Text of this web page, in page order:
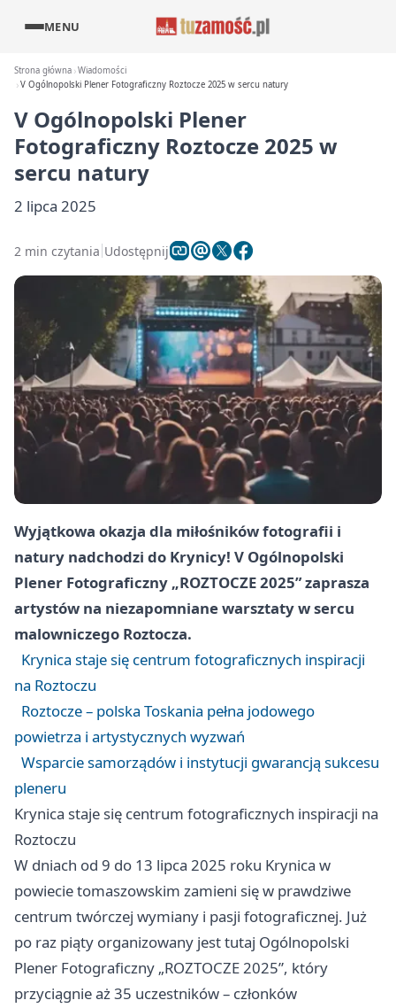
MENU
Strona główna Wiadomości
V Ogólnopolski Plener Fotograficzny Roztocze 2025 w sercu natury
V Ogólnopolski Plener
Fotograficzny Roztocze 2025 w
sercu natury
2 lipca 2025
2 min czytania Udostępnij
Wyjątkowa okazja dla miłośników fotografii i
natury nadchodzi do Krynicy! V Ogólnopolski
Plener Fotograficzny „ROZTOCZE 2025” zaprasza
artystów na niezapomniane warsztaty w sercu
malowniczego Roztocza.
Krynica staje się centrum fotograficznych inspiracji
na Roztoczu
Roztocze – polska Toskania pełna jodowego
powietrza i artystycznych wyzwań
Wsparcie samorządów i instytucji gwarancją sukcesu
pleneru
Krynica staje się centrum fotograficznych inspiracji na
Roztoczu
W dniach od 9 do 13 lipca 2025 roku Krynica w
powiecie tomaszowskim zamieni się w prawdziwe
centrum twórczej wymiany i pasji fotograficznej. Już
po raz piąty organizowany jest tutaj Ogólnopolski
Plener Fotograficzny „ROZTOCZE 2025”, który
przyciągnie aż 35 uczestników – członków